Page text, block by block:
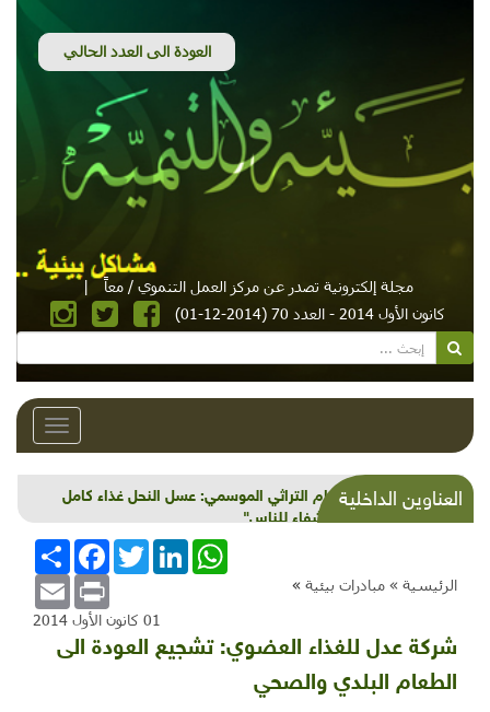
مجلة إلكترونية تصدر عن مركز العمل التنموي / معاً
|
كانون الأول 2014 - العدد 70 (2014-12-01)
Toggle
العناوين الداخليةالطعام التراثي الموسمي: عسل النحل غذاء كامل
"فيه شفاء للناس"
الرئيسية » مبادرات بيئية »
انشر
FacebookTwitterLinkedInWhatsApp
Email Print
01 كانون الأول 2014
شركة عدل للغذاء العضوي: تشجيع العودة الى
الطعام البلدي والصحي